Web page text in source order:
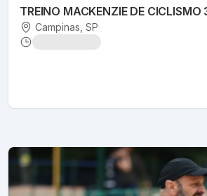
TREINO MACKENZIE DE
Campinas, SP